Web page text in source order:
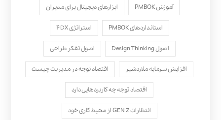
آموزش PMBOK ابزارهای دیجیتال برای مدیران
استانداردهای PMBOK استراتژی ۴DX
اصول Design Thinking اصول تفکر طراحی
افزایش سرمایه ملاردشیر اقتصاد توجه در مدیریت چیست
اقتصاد توجه چه کاربردهایی دارد
انتظارات GEN Z از محیط کاری خود